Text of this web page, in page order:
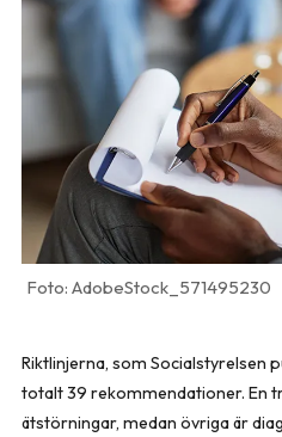
AdobeStock_571495230
Riktlinjerna, som Socialstyrelsen
totalt 39 rekommendationer. En
ätstörningar, medan övriga är